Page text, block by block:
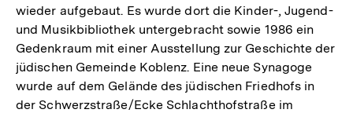
wieder aufgebaut. Es wurde dort die Kinder-, Jugend-
und Musikbibliothek untergebracht sowie 1986 ein
Gedenkraum mit einer Ausstellung zur Geschichte der
jüdischen Gemeinde Koblenz. Eine neue Synagoge
wurde auf dem Gelände des jüdischen Friedhofs in
der Schwerzstraße/Ecke Schlachthofstraße im